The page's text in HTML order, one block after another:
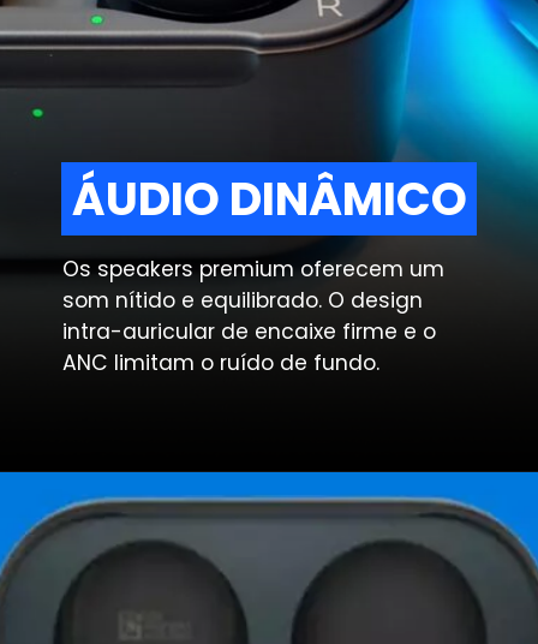
ÁUDIO DINÂMICO
ÁUDIO DINÂMICO
Os speakers premium oferecem um
som nítido e equilibrado. O design
intra-auricular de encaixe firme e o
ANC limitam o ruído de fundo.